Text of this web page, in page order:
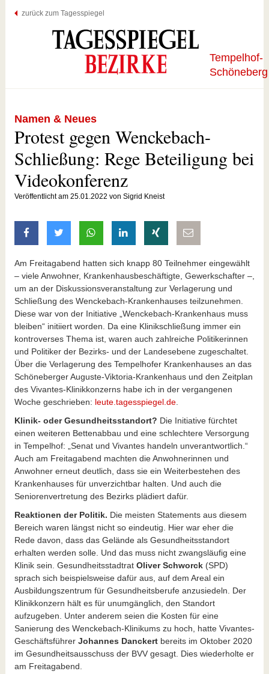
zurück zum Tagesspiegel
Tempelhof-
Schöneberg
Namen & Neues
Protest gegen Wenckebach-
Schließung: Rege Beteiligung bei
Videokonferenz
Veröffentlicht am 25.01.2022 von Sigrid Kneist
auf Facebook teilen
auf Twitter teilenmit Whatsapp teilen
auf LinkedIn teilen
auf Xing teilen
Am Freitagabend hatten sich knapp 80 Teilnehmer eingewählt
– viele Anwohner, Krankenhausbeschäftigte, Gewerkschafter –,
um an der Diskussionsveranstaltung zur Verlagerung und
Schließung des Wenckebach-Krankenhauses teilzunehmen.
Diese war von der Initiative „Wenckebach-Krankenhaus muss
bleiben“ initiiert worden. Da eine Klinikschließung immer ein
kontroverses Thema ist, waren auch zahlreiche Politikerinnen
und Politiker der Bezirks- und der Landesebene zugeschaltet.
Über die Verlagerung des Tempelhofer Krankenhauses an das
Schöneberger Auguste-Viktoria-Krankenhaus und den Zeitplan
des Vivantes-Klinikkonzerns habe ich in der vergangenen
Woche geschrieben: leute.tagesspiegel.de.
Klinik- oder Gesundheitsstandort? Die Initiative fürchtet
einen weiteren Bettenabbau und eine schlechtere Versorgung
in Tempelhof: „Senat und Vivantes handeln unverantwortlich.“
Auch am Freitagabend machten die Anwohnerinnen und
Anwohner erneut deutlich, dass sie ein Weiterbestehen des
Krankenhauses für unverzichtbar halten. Und auch die
Seniorenvertretung des Bezirks plädiert dafür.
Reaktionen der Politik. Die meisten Statements aus diesem
Bereich waren längst nicht so eindeutig. Hier war eher die
Rede davon, dass das Gelände als Gesundheitsstandort
erhalten werden solle. Und das muss nicht zwangsläufig eine
Klinik sein. Gesundheitsstadtrat Oliver Schworck(SPD)
sprach sich beispielsweise dafür aus, auf dem Areal ein
Ausbildungszentrum für Gesundheitsberufe anzusiedeln. Der
Klinikkonzern hält es für unumgänglich, den Standort
aufzugeben. Unter anderem seien die Kosten für eine
Sanierung des Wenckebach-Klinikums zu hoch, hatte Vivantes-
Geschäftsführer Johannes Danckertbereits im Oktober 2020
im Gesundheitsausschuss der BVV gesagt. Dies wiederholte er
am Freitagabend.